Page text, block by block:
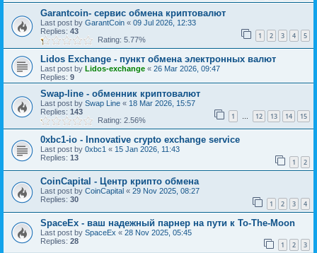
Garantcoin- сервис обмена криптовалют
Last post by GarantCoin « 09 Jul 2026, 12:33
Replies: 43 1 2 3 4 5
Rating: 5.77%
Lidos Exchange - пункт обмена электронных валют
Last post by Lidos-exchange « 26 Mar 2026, 09:47
Replies: 9
Swap-line - обменник криптовалют
Last post by Swap Line « 18 Mar 2026, 15:57
Replies: 143 1 … 12 13 14 15
Rating: 2.56%
0xbc1-io - Innovative crypto exchange service
Last post by 0xbc1 « 15 Jan 2026, 11:43
Replies: 13 1 2
CoinCapital - Центр крипто обмена
Last post by CoinCapital « 29 Nov 2025, 08:27
Replies: 30 1 2 3 4
SpaceEx - ваш надежный парнер на пути к To-The-Moon
Last post by SpaceEx « 28 Nov 2025, 05:45
Replies: 28 1 2 3